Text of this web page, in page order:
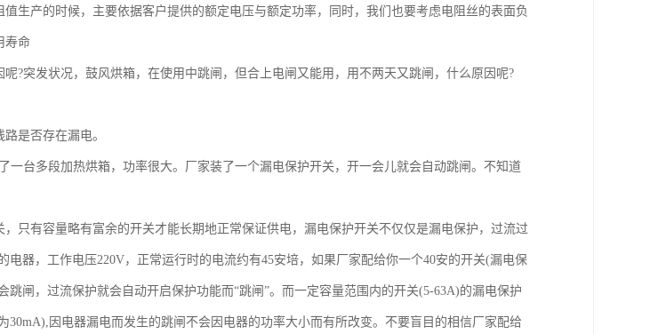
生产的时候，主要依据客户提供的额定电压与额定功率，同时，我们也要考虑电阻丝的表面负
寿命
?突发状况，鼓风烘箱，在使用中跳闸，但合上电闸又能用，用不两天又跳闸，什么原因呢?
是否存在漏电。
一台多段加热烘箱，功率很大。厂家装了一个漏电保护开关，开一会儿就会自动跳闸。不知道
只有容量略有富余的开关才能长期地正常保证供电，漏电保护开关不仅仅是漏电保护，过流过
电器，工作电压220V，正常运行时的电流约有45安培，如果厂家配给你一个40安的开关(漏电保
跳闸，过流保护就会自动开启保护功能而“跳闸”。而一定容量范围内的开关(5-63A)的漏电保护
30mA),因电器漏电而发生的跳闸不会因电器的功率大小而有所改变。不要盲目的相信厂家配给